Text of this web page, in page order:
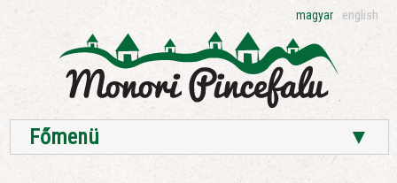
magyar english
Főmenü ▼